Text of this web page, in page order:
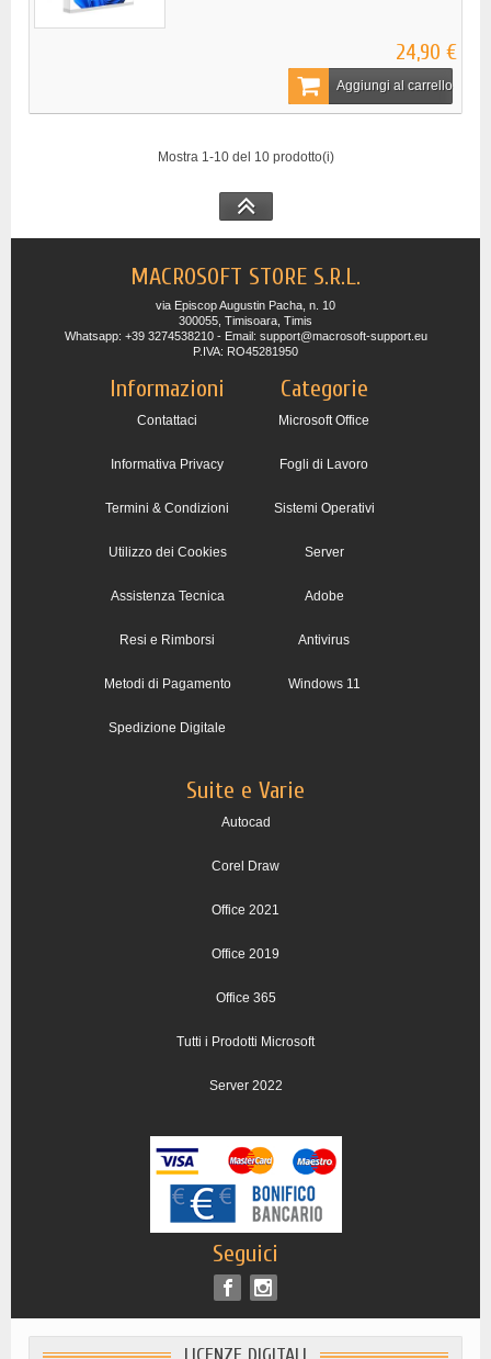
24,90 €
Aggiungi al carrello
Mostra 1-10 del 10 prodotto(i)
MACROSOFT STORE S.R.L.
via Episcop Augustin Pacha, n. 10
300055, Timisoara, Timis
Whatsapp: +39 3274538210 - Email: support@macrosoft-support.eu
P.IVA: RO45281950
Informazioni
Contattaci
Informativa Privacy
Termini & Condizioni
Utilizzo dei Cookies
Assistenza Tecnica
Resi e Rimborsi
Metodi di Pagamento
Spedizione Digitale
Categorie
Microsoft Office
Fogli di Lavoro
Sistemi Operativi
Server
Adobe
Antivirus
Windows 11
Suite e Varie
Autocad
Corel Draw
Office 2021
Office 2019
Office 365
Tutti i Prodotti Microsoft
Server 2022
Seguici